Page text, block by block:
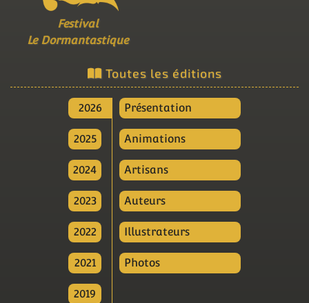
Festival
Le Dormantastique
Toutes les éditions
2026
2025
2024
2023
2022
2021
2019
Présentation
Animations
Artisans
Auteurs
Illustrateurs
Photos